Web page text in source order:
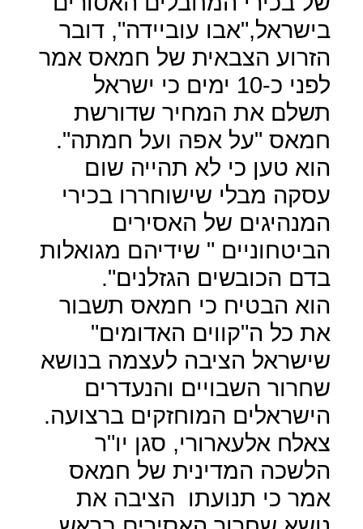
בישראל,"אבו עוביידה", דובר
הזרוע הצבאית של חמאס אמר
לפני כ-10 ימים כי ישראל
תשלם את המחיר שדורשת
חמאס "על אפה ועל חמתה".
הוא טען כי לא תהייה שום
עסקה מבלי שישוחררו בכירי
המנהיגים של האסירים
הביטחוניים " שידיהם מגואלות
בדם הכובשים הגזלנים".
הוא הבטיח כי חמאס תשבור
את כל ה"קווים האדומים"
שישראל הציבה לעצמה בנושא
שחרור השבויים והנעדרים
הישראלים המוחזקים ברצועה.
צאלח אלעארורי, סגן יו"ר
הלשכה המדינית של חמאס
אמר כי תנועתו
הציבה את